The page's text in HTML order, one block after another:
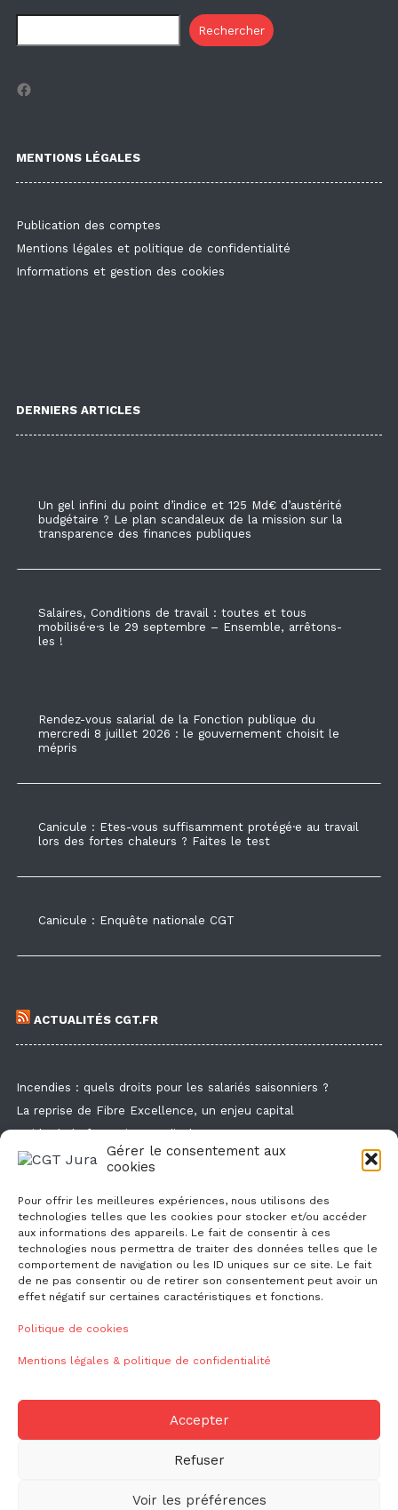
Gérer le consentement aux
cookies
Pour offrir les meilleures expériences, nous utilisons des
technologies telles que les cookies pour stocker et/ou accéder
aux informations des appareils. Le fait de consentir à ces
technologies nous permettra de traiter des données telles que le
comportement de navigation ou les ID uniques sur ce site. Le fait
de ne pas consentir ou de retirer son consentement peut avoir un
effet négatif sur certaines caractéristiques et fonctions.
Politique de cookies
Mentions légales & politique de confidentialité
Accepter
Refuser
Voir les préférences
Rechercher
Facebook
MENTIONS LÉGALES
Publication des comptes
Mentions légales et politique de confidentialité
Informations et gestion des cookies
DERNIERS ARTICLES
Un gel infini du point d’indice et 125 Md€ d’austérité
budgétaire ? Le plan scandaleux de la mission sur la
transparence des finances publiques
Salaires, Conditions de travail : toutes et tous
mobilisé·e·s le 29 septembre – Ensemble, arrêtons-
les !
Rendez-vous salarial de la Fonction publique du
mercredi 8 juillet 2026 : le gouvernement choisit le
mépris
Canicule : Etes-vous suffisamment protégé·e au travail
lors des fortes chaleurs ? Faites le test
Canicule : Enquête nationale CGT
ACTUALITÉS CGT.FR
Incendies : quels droits pour les salariés saisonniers ?
La reprise de Fibre Excellence, un enjeu capital
Guide de la formation syndicale
Formation syndicale : les affiches